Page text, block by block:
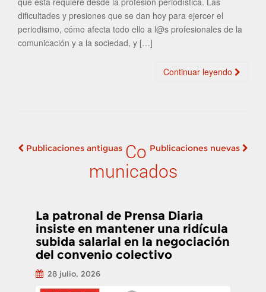
dificultades y presiones que se dan hoy para ejercer el
periodismo, cómo afecta todo ello a l@s profesionales de la
comunicación y a la sociedad, y […]
Continuar leyendo
Navegación de
publicaciones
Publicaciones antiguas Publicaciones nuevas
Co
municados
La patronal de Prensa Diaria
insiste en mantener una ridícula
subida salarial en la negociación
del convenio colectivo
28 julio, 2026